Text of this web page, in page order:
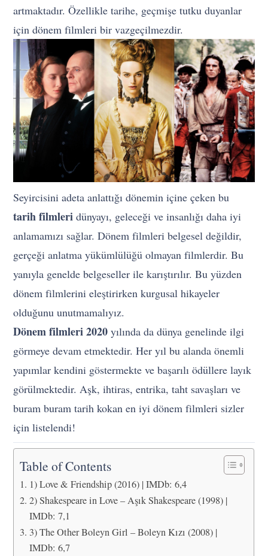
artmaktadır. Özellikle tarihe, geçmişe tutku duyanlar
için dönem filmleri bir vazgeçilmezdir.
Seyircisini adeta anlattığı dönemin içine çeken bu
tarih filmleri dünyayı, geleceği ve insanlığı daha iyi
anlamamızı sağlar. Dönem filmleri belgesel değildir,
gerçeği anlatma yükümlülüğü olmayan filmlerdir. Bu
yanıyla genelde belgeseller ile karıştırılır. Bu yüzden
dönem filmlerini eleştirirken kurgusal hikayeler
olduğunu unutmamalıyız.
Dönem filmleri 2020 yılında da dünya genelinde ilgi
görmeye devam etmektedir. Her yıl bu alanda önemli
yapımlar kendini göstermekte ve başarılı ödüllere layık
görülmektedir. Aşk, ihtiras, entrika, taht savaşları ve
buram buram tarih kokan en iyi dönem filmleri sizler
için listelendi!
Table of Contents
1) Love & Friendship (2016) | IMDb: 6,4
2) Shakespeare in Love – Aşık Shakespeare (1998) |
IMDb: 7,1
3) The Other Boleyn Girl – Boleyn Kızı (2008) |
IMDb: 6,7